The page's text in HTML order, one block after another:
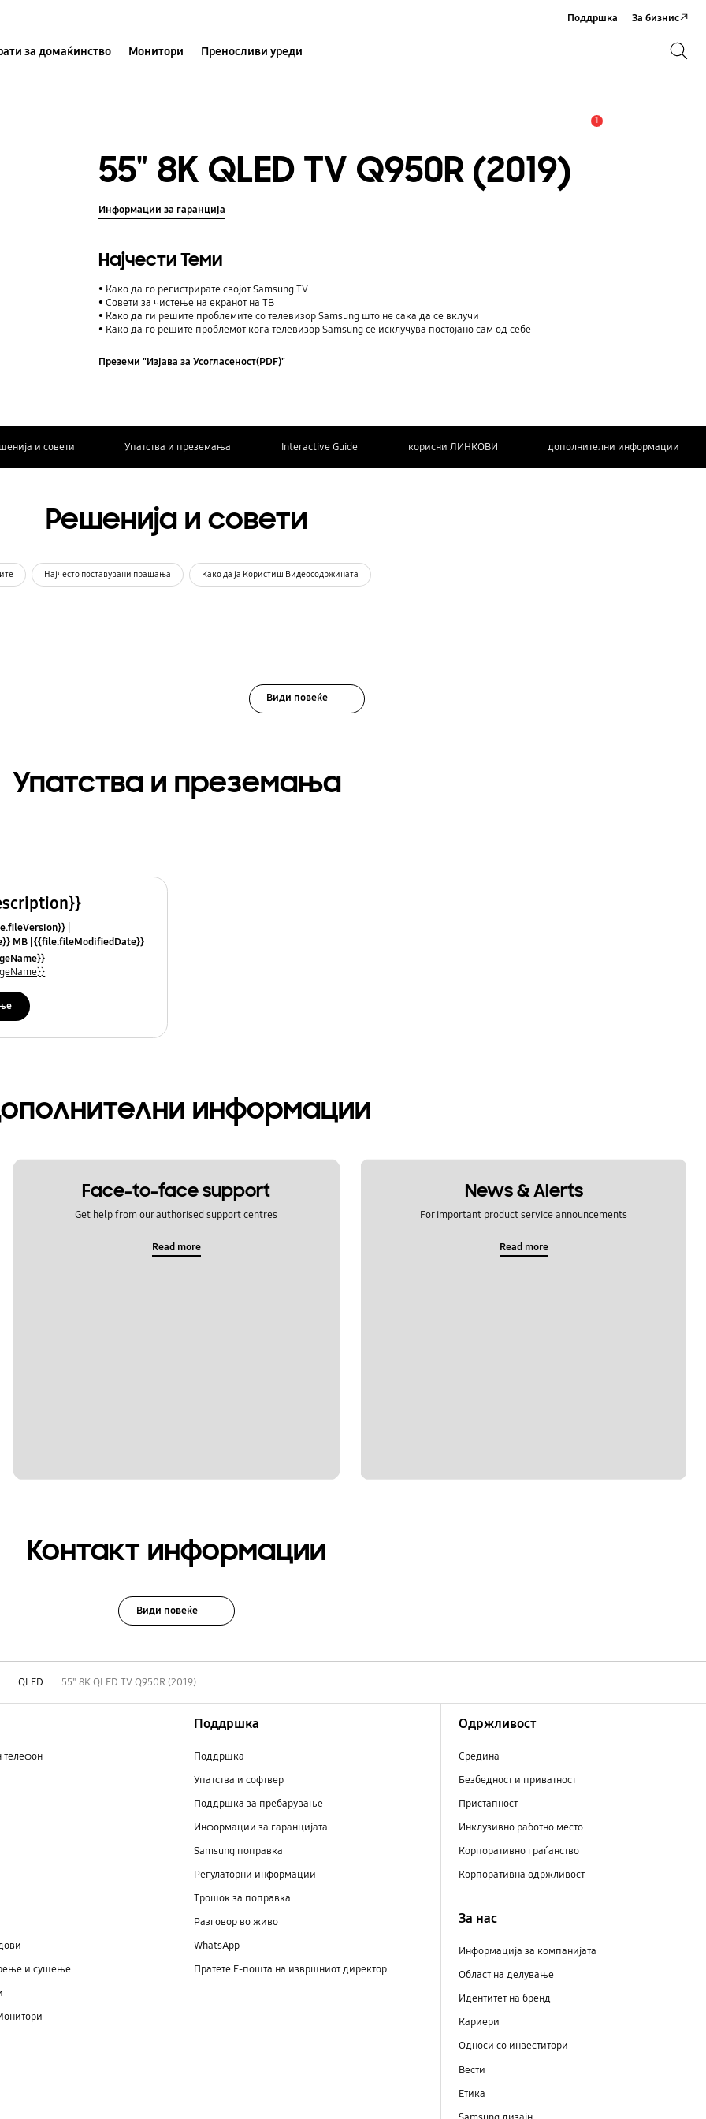
за домаќинство Монитори Преносливи уреди
Поддршка За бизнис
1
55" 8K QLED TV Q950R (2019)
Информации за гаранција
Најчести Теми
Како да го регистрирате својот Samsung TV
Совети за чистење на екранот на ТВ
Како да ги решите проблемите со телевизор Samsung што не сака да се вклучи
Како да го решите проблемот кога телевизор Samsung се исклучува постојано сам од себе
Преземи "Изјава за Усогласеност(PDF)"
и совети Упатства и преземања Interactive Guide корисни ЛИНКОВИ дополнителни информации
Решенија и совети
Најчесто поставувани прашања Како да ја Користиш Видеосодржината
Види повеќе
Упатства и преземања
MB {{file.fileModifiedDate}}
информации
Face-to-face support
Get help from our authorised support centres
Read more
News & Alerts
For important product service announcements
Read more
Контакт информации
Види повеќе
QLED 55" 8K QLED TV Q950R (2019)
телефон
и сушење
Поддршка
Поддршка
Упатства и софтвер
Поддршка за пребарување
Информации за гаранцијата
Samsung поправка
Регулаторни информации
Трошок за поправка
Разговор во живо
WhatsApp
Пратете Е-пошта на извршниот директор
Одржливост
Средина
Безбедност и приватност
Пристапност
Инклузивно работно место
Корпоративно граѓанство
Корпоративна одржливост
За нас
Информација за компанијата
Област на делување
Идентитет на бренд
Кариери
Односи со инвеститори
Вести
Етика